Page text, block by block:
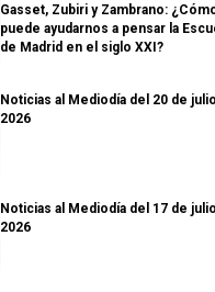
Gasset, Zubiri y Zambrano:
puede ayudarnos a pensar la
de Madrid en el siglo XXI?
Noticias al Mediodía del 20 de
2026
Noticias al Mediodía del 17 de
2026